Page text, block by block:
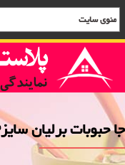
جا حبوبات برلیان سایز3 - 2000 فروش